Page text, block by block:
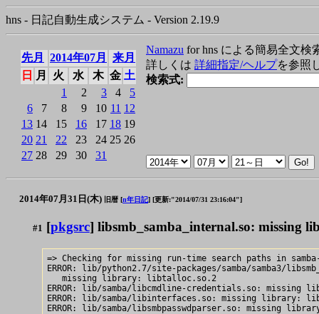
hns - 日記自動生成システム - Version 2.19.9
先月 2014年07月
来月
日
月 火 水 木 金 土
1
2 3 4
5
6
7 8 9 10 11 12
13 14 15 16 17 18 19
20 21 22 23 24 25 26
27 28 29 30 31
Namazu for hns による簡易全文検
詳しくは 詳細指定/ヘルプを参照
検索式:
2014年07月31日(木) 旧暦 [n年日記] [更新:"2014/07/31 23:16:04"]
#1 [pkgsrc] libsmb_samba_internal.so: missing
=> Checking for missing run-time search paths in
ERROR: lib/python2.7/site-packages/samba/samba3/
   missing library: libtalloc.so.2
ERROR: lib/samba/libcmdline-credentials.so:
ERROR: lib/samba/libinterfaces.so: missing library:
ERROR: lib/samba/libsmbpasswdparser.so: missing